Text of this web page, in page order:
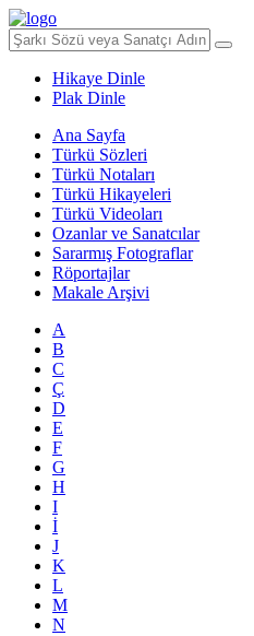
Hikaye Dinle
Plak Dinle
Ana Sayfa
Türkü Sözleri
Türkü Notaları
Türkü Hikayeleri
Türkü Videoları
Ozanlar ve Sanatcılar
Sararmış Fotograflar
Röportajlar
Makale Arşivi
A
B
C
Ç
D
E
F
G
H
I
İ
J
K
L
M
N